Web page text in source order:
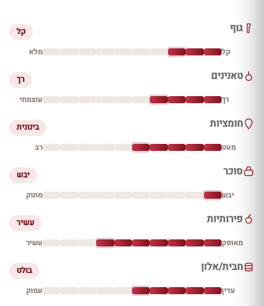
גוף קל
קל מלא
טאנינים רך
רך עוצמתי
חומציות בינונית
מעט רב
סוכר יבש
יבש מתוק
פירותיות עשיר
מאופק עשיר
חבית/אלון בולט
עדין עמוק